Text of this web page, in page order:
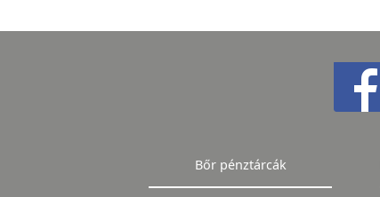
Bőr pénztárcák